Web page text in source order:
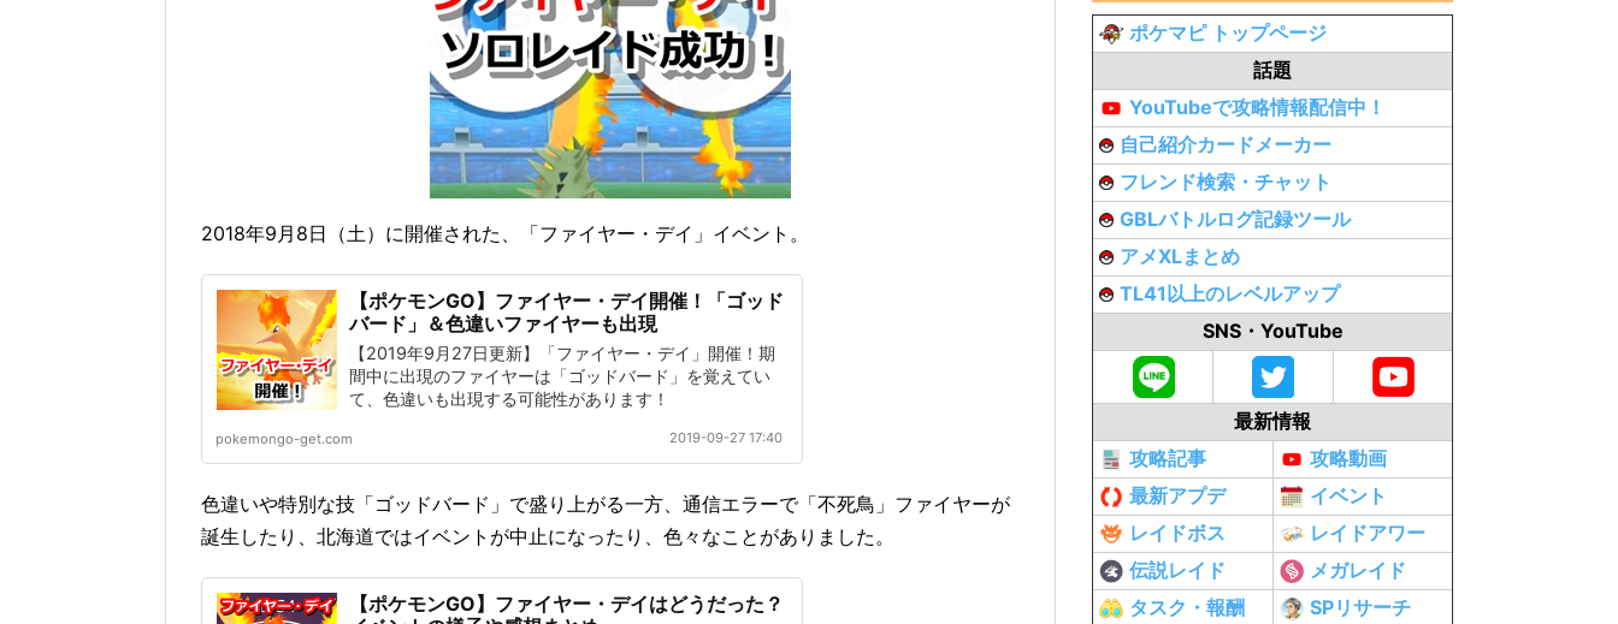
2018年9月8日（土）に開催された、「ファイヤー・デイ」イベント。
【ポケモンGO】ファイヤー・デイ開催！「ゴッド
バード」＆色違いファイヤーも出現
【2019年9月27日更新】「ファイヤー・デイ」開催！期
間中に出現のファイヤーは「ゴッドバード」を覚えてい
て、色違いも出現する可能性があります！
pokemongo-get.com 2019-09-27 17:40
色違いや特別な技「ゴッドバード」で盛り上がる一方、通信エラーで「不死鳥」ファイヤーが
誕生したり、北海道ではイベントが中止になったり、色々なことがありました。
【ポケモンGO】ファイヤー・デイはどうだった？
ポケマピ トップページ
話題
YouTubeで攻略情報配信中！
自己紹介カードメーカー
フレンド検索・チャット
GBLバトルログ記録ツール
アメXLまとめ
TL41以上のレベルアップ
SNS・YouTube
最新情報
攻略記事
攻略動画
最新アプデ
イベント
レイドボス
レイドアワー
伝説レイド
メガレイド
タスク・報酬
SPリサーチ